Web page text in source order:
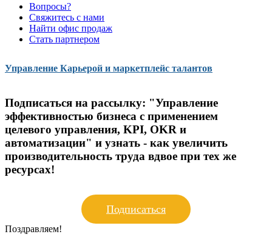
Вопросы?
Свяжитесь с нами
Найти офис продаж
Стать партнером
Управление Карьерой и маркетплейс талантов
Подписаться на рассылку: "Управление
эффективностью бизнеса с применением
целевого управления, KPI, OKR и
автоматизации" и узнать - как увеличить
производительность труда вдвое при тех же
ресурсах!
Подписаться
Поздравляем!